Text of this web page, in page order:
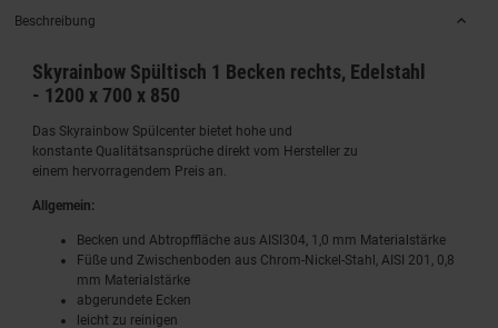
Beschreibung
Skyrainbow Spültisch 1 Becken rechts, Edelstahl
- 1200 x 700 x 850
Das Skyrainbow Spülcenter bietet hohe und
konstante Qualitätsansprüche direkt vom Hersteller zu
einem hervorragendem Preis an.
Allgemein:
Becken und Abtropffläche aus AISI304, 1,0 mm Materialstärke
Füße und Zwischenboden aus Chrom-Nickel-Stahl, AISI 201, 0,8
mm Materialstärke
abgerundete Ecken
leicht zu reinigen